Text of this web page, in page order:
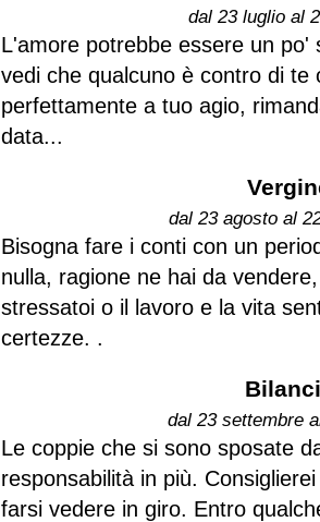
dal 23 luglio al
L'amore potrebbe essere un po'
vedi che qualcuno è contro di te
perfettamente a tuo agio,
data...
dal 23 agosto al
Bisogna fare i conti con un
nulla, ragione ne hai da
stressatoi o il lavoro e la vita
certezze. .
dal 23 settembre
Le coppie che si sono sposate
responsabilità in più.
farsi vedere in giro. Entro